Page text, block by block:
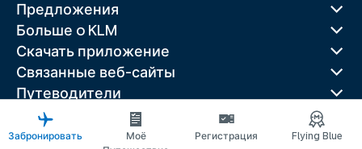
Предложения
Больше o KLM
Скачать приложение
Связанные веб-сайты
Путеводители
Лучшие направления
Популярные страны
Забронировать
Моё
Регистрация Flying Blue